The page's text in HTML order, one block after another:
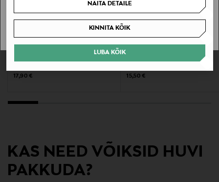
NÄITA DETAILE
KINNITA KÕIK
LUBA KÕIK
Berner Oy
Finland
Original Price
17,90 €
Original Price
15,50 €
KAS NEED VÕIKSID HUVI
PAKKUDA?
SAAN ARU